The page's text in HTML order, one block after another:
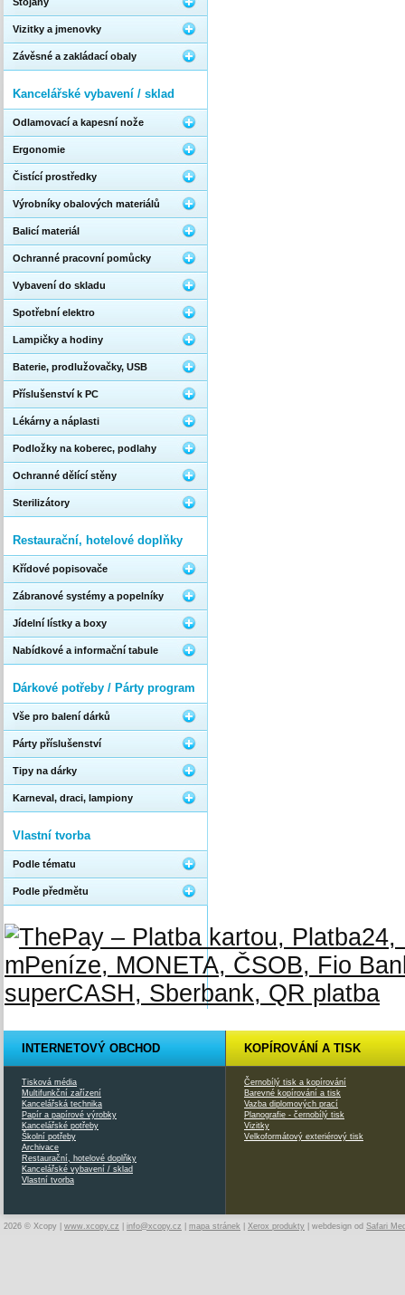
Vizitky a jmenovky
Závěsné a zakládací obaly
Kancelářské vybavení / sklad
Odlamovací a kapesní nože
Ergonomie
Čistící prostředky
Výrobníky obalových materiálů
Balicí materiál
Ochranné pracovní pomůcky
Vybavení do skladu
Spotřební elektro
Lampičky a hodiny
Baterie, prodlužovačky, USB
Příslušenství k PC
Lékárny a náplasti
Podložky na koberec, podlahy
Ochranné dělící stěny
Sterilizátory
Restaurační, hotelové doplňky
Křídové popisovače
Zábranové systémy a popelníky
Jídelní lístky a boxy
Nabídkové a informační tabule
Dárkové potřeby / Párty program
Vše pro balení dárků
Párty příslušenství
Tipy na dárky
Karneval, draci, lampiony
Vlastní tvorba
Podle tématu
Podle předmětu
INTERNETOVÝ OBCHOD
Tisková média
Multifunkční zařízení
Kancelářská technika
Papír a papírové výrobky
Kancelářské potřeby
Školní potřeby
Archivace
Restaurační, hotelové doplňky
Kancelářské vybavení / sklad
Vlastní tvorba
KOPÍROVÁNÍ A TISK
Černobílý tisk a kopírování
Barevné kopírování a tisk
Vazba diplomových prací
Planografie - černobílý tisk
Vizitky
Velkoformátový exteriérový tisk
2026 © Xcopy | www.xcopy.cz info@xcopy.cz mapa stránek Xerox produkty | webdesign od Safari